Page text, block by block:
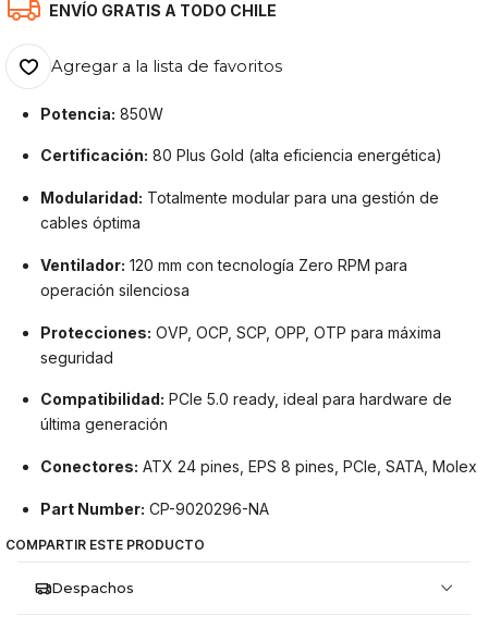
ENVÍO GRATIS A TODO CHILE
Agregar a la lista de favoritos
Potencia: 850W
Certificación: 80 Plus Gold (alta eficiencia energética)
Modularidad: Totalmente modular para una gestión de
cables óptima
Ventilador: 120 mm con tecnología Zero RPM para
operación silenciosa
Protecciones: OVP, OCP, SCP, OPP, OTP para máxima
seguridad
Compatibilidad: PCIe 5.0 ready, ideal para hardware de
última generación
Conectores: ATX 24 pines, EPS 8 pines, PCIe, SATA, Molex
Part Number: CP-9020296-NA
COMPARTIR ESTE PRODUCTO
Despachos